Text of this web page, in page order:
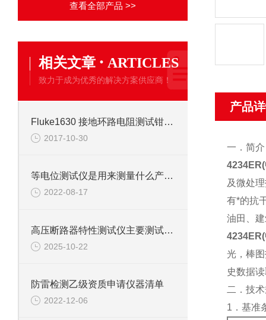
查看全部产品 >>
相关文章 · ARTICLES
致力于成为优秀的解决方案供应商！
Fluke1630 接地环路电阻测试钳表功能介绍
2017-10-30
等电位测试仪是用来测量什么产品的
2022-08-17
高压断路器特性测试仪主要测试功能说明
2025-10-22
​防雷检测乙级资质申请仪器清单
2022-12-06
产品
一．简介
及微处
有*的抗
油田、
光，棒
史数据
二．技
1．基准